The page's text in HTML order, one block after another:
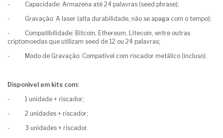
- Capacidade: Armazena até 24 palavras (seed phrase);
- Gravação: A laser (alta durabilidade, não se apaga com o tempo);
- Compatibilidade: Bitcoin, Ethereum, Litecoin, entre outras
criptomoedas que utilizam seed de 12 ou 24 palavras;
- Modo de Gravação: Compatível com riscador metálico (incluso).
Disponível em kits com:
- 1 unidade + riscador;
- 2 unidades + riscador;
- 3 unidades + riscador.